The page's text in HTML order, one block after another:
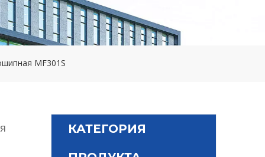
MF301S
КАТЕГОРИЯ